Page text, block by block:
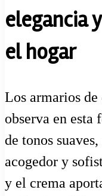
elegancia
el hogar
Los armarios
observa en esta
de tonos
acogedor y
y el crema